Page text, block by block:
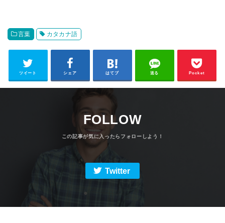
言葉 カタカナ語
ツイート シェア はてブ 送る Pocket
FOLLOW
Twitter